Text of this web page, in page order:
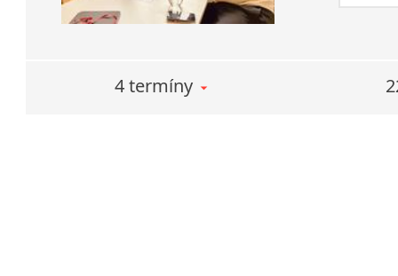
4 termíny